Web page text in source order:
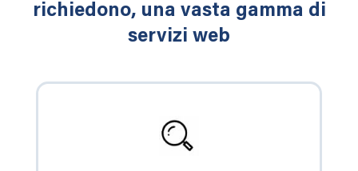
richiedono, una vasta gamma di
servizi web